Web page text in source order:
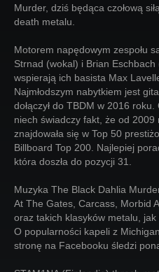
Murder, dziś będąca czołową
death metalu.
Motorem napędowym zespołu
Strnad (wokal) i Brian
wspierają ich basista Max
Najmłodszym nabytkiem jest
dołączył do TBDM w 2016
niech świadczy fakt, że od 2009
znajdowała się w Top 50
Billboard Top 200. Najlepiej
która doszła do pozycji 31.
Muzyka The Black Dahlia
At The Gates, Carcass, Morbid
oraz takich klasyków metalu,
O popularności kapeli z
stronę na Facebooku śledzi